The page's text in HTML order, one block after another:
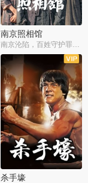
南京照相馆
南京沦陷，百姓守护罪证底片
杀手壕